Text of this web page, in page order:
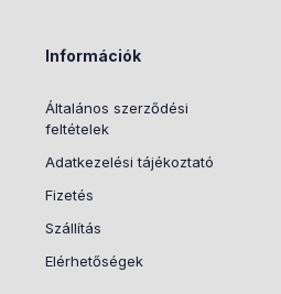
Információk
Általános szerződési
feltételek
Adatkezelési tájékoztató
Fizetés
Szállítás
Elérhetőségek